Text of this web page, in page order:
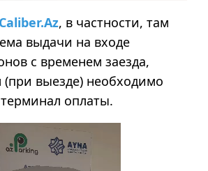
Caliber.Az, в частности, там
выдачи на входе
с временем заезда,
(при выезде) необходимо
оплаты.